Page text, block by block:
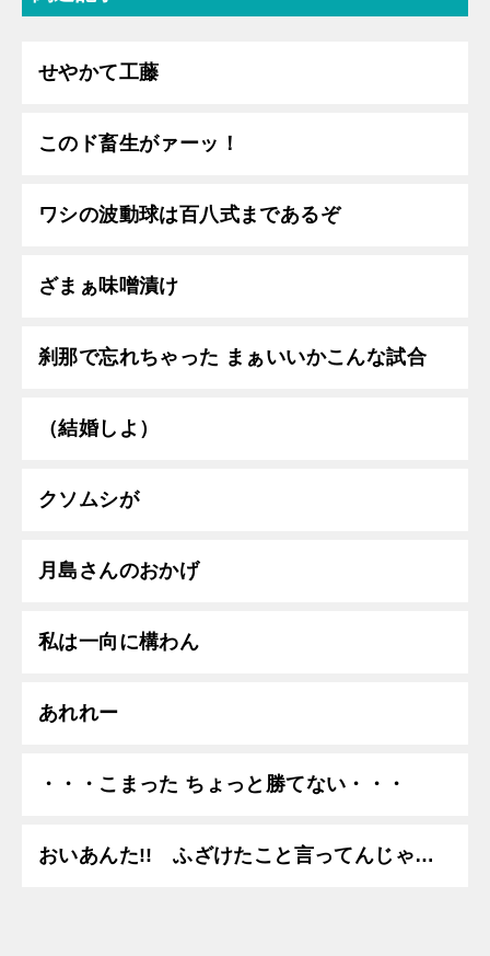
せやかて工藤
このド畜生がァーッ！
ワシの波動球は百八式まであるぞ
ざまぁ味噌漬け
刹那で忘れちゃった まぁいいかこんな試合
（結婚しよ）
クソムシが
月島さんのおかげ
私は一向に構わん
あれれー
・・・こまった ちょっと勝てない・・・
おいあんた!! ふざけたこと言ってんじゃ…